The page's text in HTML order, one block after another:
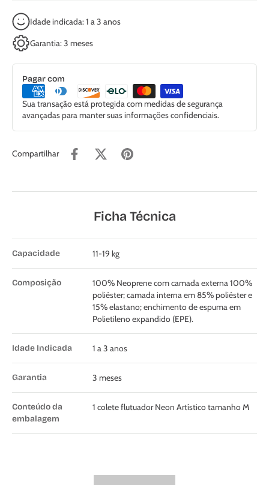
Idade indicada: 1 a 3 anos
Garantia: 3 meses
Pagar com
Sua transação está protegida com medidas de segurança
avançadas para manter suas informações confidenciais.
Compartilhar
Ficha Técnica
Capacidade 11-19 kg
Composição
100% Neoprene com camada externa 100%
poliéster; camada interna em 85% poliéster e
15% elastano; enchimento de espuma em
Polietileno expandido (EPE).
Idade Indicada 1 a 3 anos
Garantia 3 meses
Conteúdo da
embalagem
1 colete flutuador Neon Artístico tamanho M